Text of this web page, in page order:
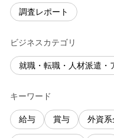
調査レポート
ビジネスカテゴリ
就職・転職・人材派遣・
キーワード
給与 賞与 外資系